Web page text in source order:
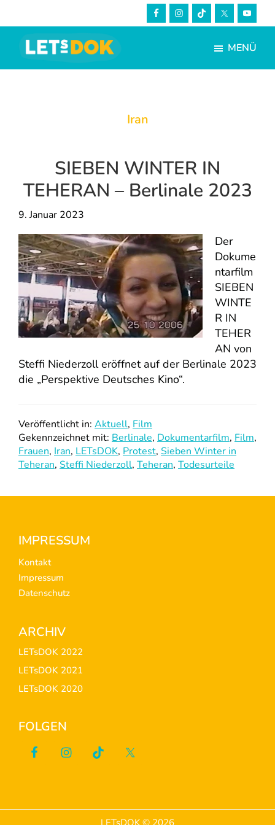
to
content
Fußzeile
springen
LETsDOK
Bundesweite
MENÜ
Iran
SIEBEN WINTER IN
TEHERAN – Berlinale 2023
9. Januar 2023
Der
Dokume
ntarfilm
SIEBEN
WINTE
R IN
TEHER
AN von
Steffi Niederzoll eröffnet auf der Berlinale 2023
die „Perspektive Deutsches Kino“.
Veröffentlicht in: Aktuell, Film
Gekennzeichnet mit: Berlinale, Dokumentarfilm, Film,
Frauen, Iran, LETsDOK, Protest, Sieben Winter in
Teheran, Steffi Niederzoll, Teheran, Todesurteile
Footer
IMPRESSUM
Kontakt
Impressum
Datenschutz
ARCHIV
LETsDOK 2022
LETsDOK 2021
LETsDOK 2020
FOLGEN
LETsDOK © 2026